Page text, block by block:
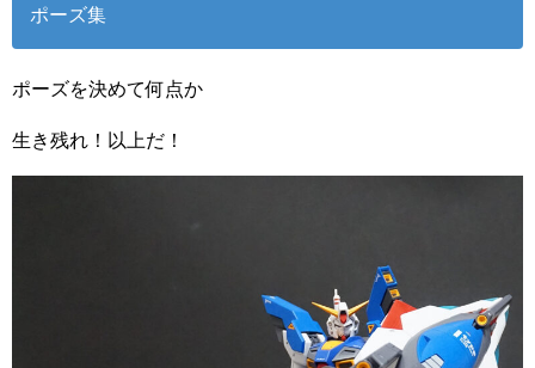
ポーズ集
ポーズを決めて何点か
生き残れ！以上だ！